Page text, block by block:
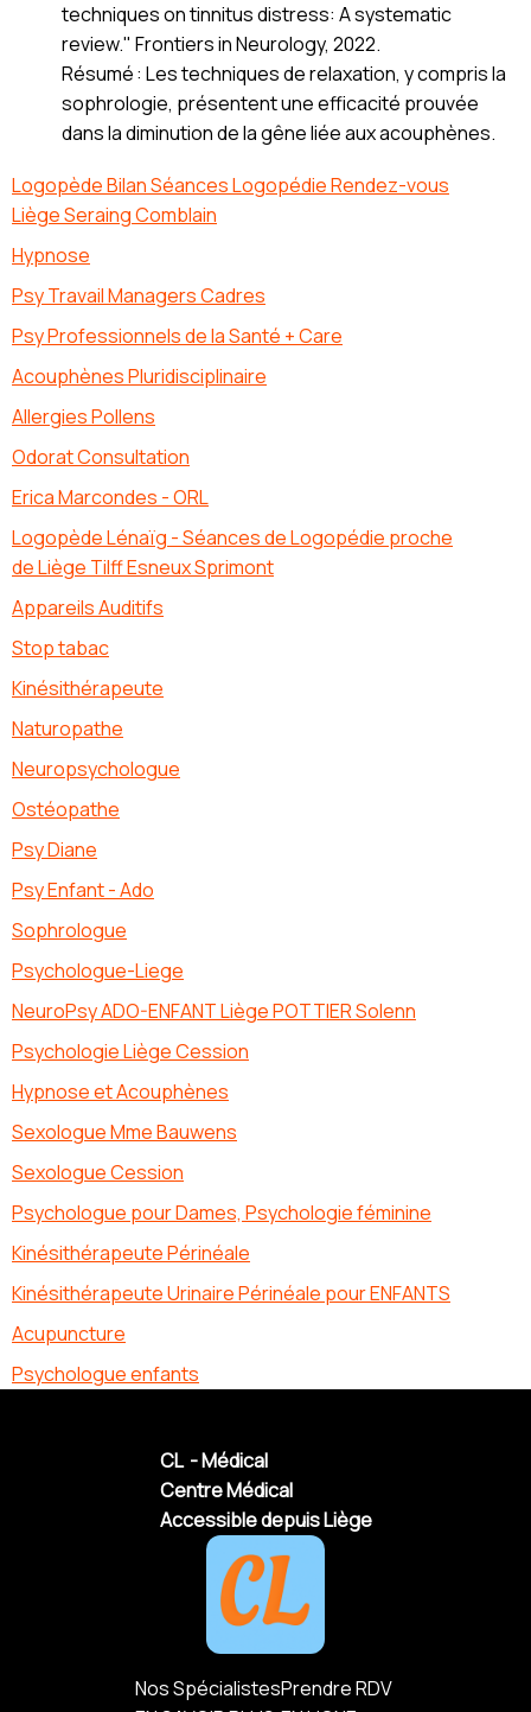
techniques on tinnitus distress: A systematic
review." Frontiers in Neurology, 2022.
Résumé : Les techniques de relaxation, y compris la
sophrologie, présentent une efficacité prouvée
dans la diminution de la gêne liée aux acouphènes.
Logopède Bilan Séances Logopédie Rendez-vous
Liège Seraing Comblain
Hypnose
Psy Travail Managers Cadres
Psy Professionnels de la Santé + Care
Acouphènes Pluridisciplinaire
Allergies Pollens
Odorat Consultation
Erica Marcondes - ORL
Logopède Lénaïg - Séances de Logopédie proche
de Liège Tilff Esneux Sprimont
Appareils Auditifs
Stop tabac
Kinésithérapeute
Naturopathe
Neuropsychologue
Ostéopathe
Psy Diane
Psy Enfant - Ado
Sophrologue
Psychologue-Liege
NeuroPsy ADO-ENFANT Liège POTTIER Solenn
Psychologie Liège Cession
Hypnose et Acouphènes
Sexologue Mme Bauwens
Sexologue Cession
Psychologue pour Dames, Psychologie féminine
Kinésithérapeute Périnéale
Kinésithérapeute Urinaire Périnéale pour ENFANTS
Acupuncture
Psychologue enfants
CL - Médical
Centre Médical
Accessible depuis Liège
Nos SpécialistesPrendre RDV